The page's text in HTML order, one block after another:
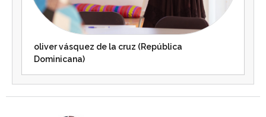
oliver vásquez de la cruz (República
Dominicana)